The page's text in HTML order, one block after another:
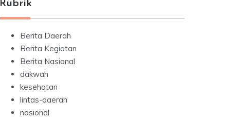
Rubrik
Berita Daerah
Berita Kegiatan
Berita Nasional
dakwah
kesehatan
lintas-daerah
nasional